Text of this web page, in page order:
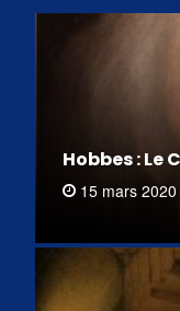
Hobbes : Le
15 mars 2020